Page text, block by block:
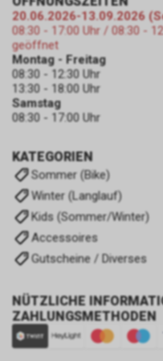
KATEGORIEN
Sommer (Bike)
Winter (Langlauf)
Kids (Sommer/Winter)
Accessoires
Gutscheine / Diverses
NÜTZLICHE
ZAHLUNGSMETHODEN
20.06.2026-13.09.2026
08:30 - 17:00 Uhr / 08:30 -
geöffnet
Montag - Freitag
08:30 - 12:30 Uhr
13:30 - 18:00 Uhr
Samstag
08:30 - 17:00 Uhr